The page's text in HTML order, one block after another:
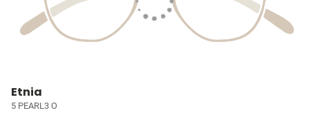
Etnia
5 PEARL3 O